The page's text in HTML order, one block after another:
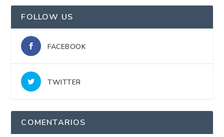
FOLLOW US
FACEBOOK
TWITTER
COMENTARIOS